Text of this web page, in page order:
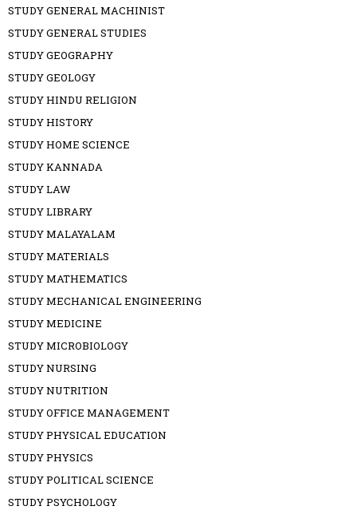
STUDY GENERAL MACHINIST
STUDY GENERAL STUDIES
STUDY GEOGRAPHY
STUDY GEOLOGY
STUDY HINDU RELIGION
STUDY HISTORY
STUDY HOME SCIENCE
STUDY KANNADA
STUDY LAW
STUDY LIBRARY
STUDY MALAYALAM
STUDY MATERIALS
STUDY MATHEMATICS
STUDY MECHANICAL ENGINEERING
STUDY MEDICINE
STUDY MICROBIOLOGY
STUDY NURSING
STUDY NUTRITION
STUDY OFFICE MANAGEMENT
STUDY PHYSICAL EDUCATION
STUDY PHYSICS
STUDY POLITICAL SCIENCE
STUDY PSYCHOLOGY